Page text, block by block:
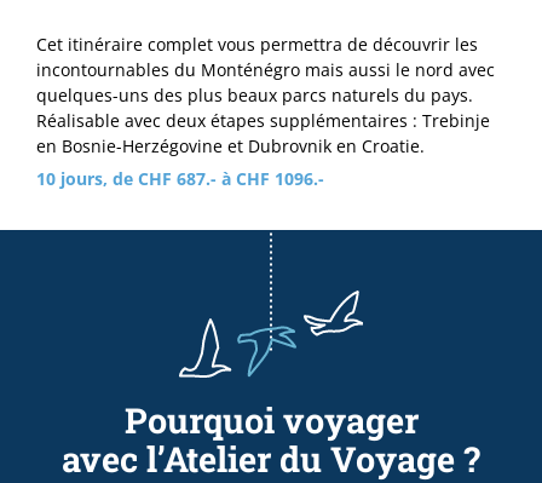
Cet itinéraire complet vous permettra de découvrir les
incontournables du Monténégro mais aussi le nord avec
quelques-uns des plus beaux parcs naturels du pays.
Réalisable avec deux étapes supplémentaires : Trebinje
en Bosnie-Herzégovine et Dubrovnik en Croatie.
10 jours, de CHF 687.- à CHF 1096.-
Pourquoi voyager
avec l’Atelier du Voyage ?